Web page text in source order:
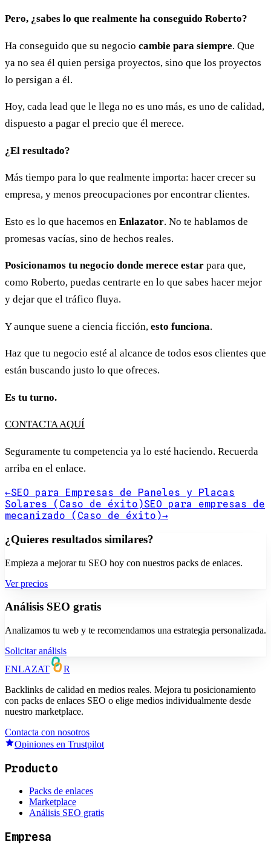
Pero, ¿sabes lo que realmente ha conseguido Roberto?
Ha conseguido que su negocio cambie para siempre. Que
ya no sea él quien persiga proyectos, sino que los proyectos
lo persigan a él.
Hoy, cada lead que le llega no es uno más, es uno de calidad,
dispuesto a pagar el precio que él merece.
¿El resultado?
Más tiempo para lo que realmente importa: hacer crecer su
empresa, y menos preocupaciones por encontrar clientes.
Esto es lo que hacemos en Enlazator. No te hablamos de
promesas vacías, sino de hechos reales.
Posicionamos tu negocio donde merece estar para que,
como Roberto, puedas centrarte en lo que sabes hacer mejor
y dejar que el tráfico fluya.
Y aunque suene a ciencia ficción, esto funciona.
Haz que tu negocio esté al alcance de todos esos clientes que
están buscando justo lo que ofreces.
Es tu turno.
CONTACTA AQUÍ
Seguramente tu competencia ya lo esté haciendo. Recuerda
arriba en el enlace.
←SEO para Empresas de Paneles y Placas
Solares (Caso de éxito)SEO para empresas de
mecanizado (Caso de éxito)→
¿Quieres resultados similares?
Empieza a mejorar tu SEO hoy con nuestros packs de enlaces.
Ver precios
Análisis SEO gratis
Analizamos tu web y te recomendamos una estrategia personalizada.
Solicitar análisis
ENLAZAT
R
Backlinks de calidad en medios reales. Mejora tu posicionamiento
con packs de enlaces SEO o elige medios individualmente desde
nuestro marketplace.
Contacta con nosotros
Opiniones en Trustpilot
Producto
Packs de enlaces
Marketplace
Análisis SEO gratis
Empresa